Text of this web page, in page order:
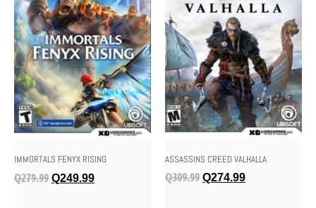
IMMORTALS FENYX RISING
Q279.99 Q249.99
ASSASSINS CREED VALHALLA
Q309.99 Q274.99